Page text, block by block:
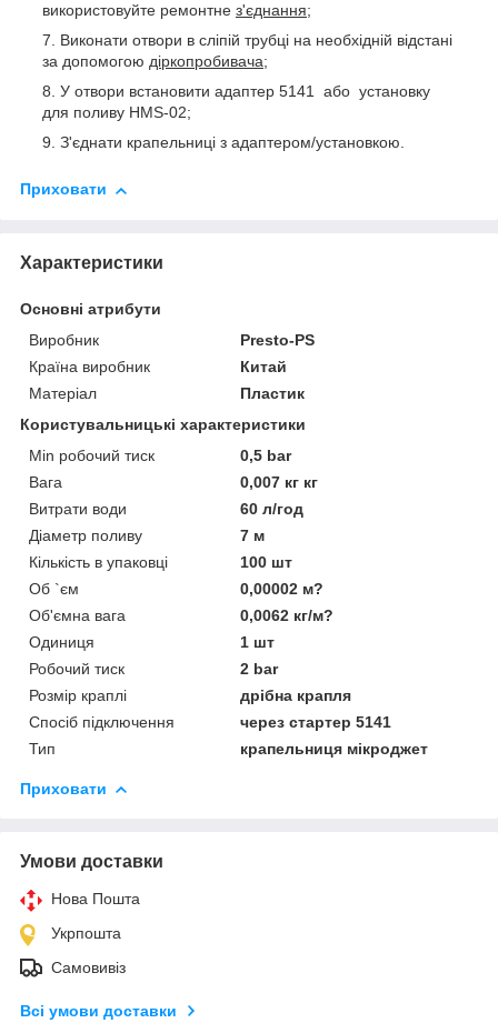
використовуйте ремонтне з'єднання;
Виконати отвори в сліпій трубці на необхідній відстані
за допомогою діркопробивача;
У отвори встановити адаптер 5141 або установку
для поливу HMS-02;
З'єднати крапельниці з адаптером/установкою.
Приховати
Характеристики
Основні атрибути
Виробник
Presto-PS
Країна виробник
Китай
Матеріал
Пластик
Користувальницькі характеристики
Min робочий тиск
0,5 bar
Вага
0,007 кг кг
Витрати води
60 л/год
Діаметр поливу
7 м
Кількість в упаковці
100 шт
Об `єм
0,00002 м?
Об'ємна вага
0,0062 кг/м?
Одиниця
1 шт
Робочий тиск
2 bar
Розмір краплі
дрібна крапля
Спосіб підключення
через стартер 5141
Тип
крапельниця мікроджет
Приховати
Умови доставки
Нова Пошта
Укрпошта
Самовивіз
Всі умови доставки